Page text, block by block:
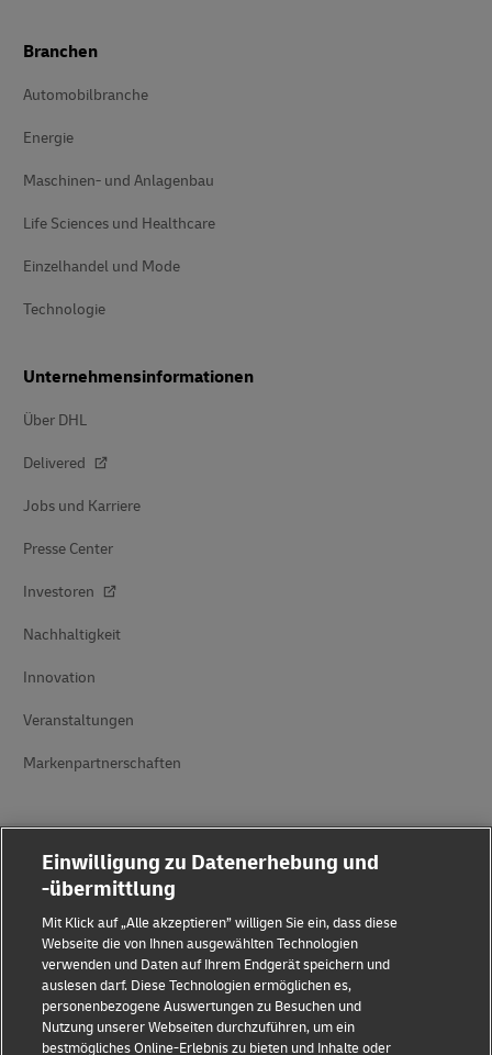
Branchen
Automobilbranche
Energie
Maschinen- und Anlagenbau
Life Sciences und Healthcare
Einzelhandel und Mode
Technologie
Unternehmensinformationen
Über DHL
Delivered
Jobs und Karriere
Presse Center
Investoren
Nachhaltigkeit
Innovation
Veranstaltungen
Markenpartnerschaften
Betrugserkennung
Impressum
Nutzungsbedingungen
Einwilligung zu Datenerhebung und
-übermittlung
Mit Klick auf „Alle akzeptieren” willigen Sie ein, dass diese
Webseite die von Ihnen ausgewählten Technologien
verwenden und Daten auf Ihrem Endgerät speichern und
auslesen darf. Diese Technologien ermöglichen es,
personenbezogene Auswertungen zu Besuchen und
Nutzung unserer Webseiten durchzuführen, um ein
bestmögliches Online-Erlebnis zu bieten und Inhalte oder